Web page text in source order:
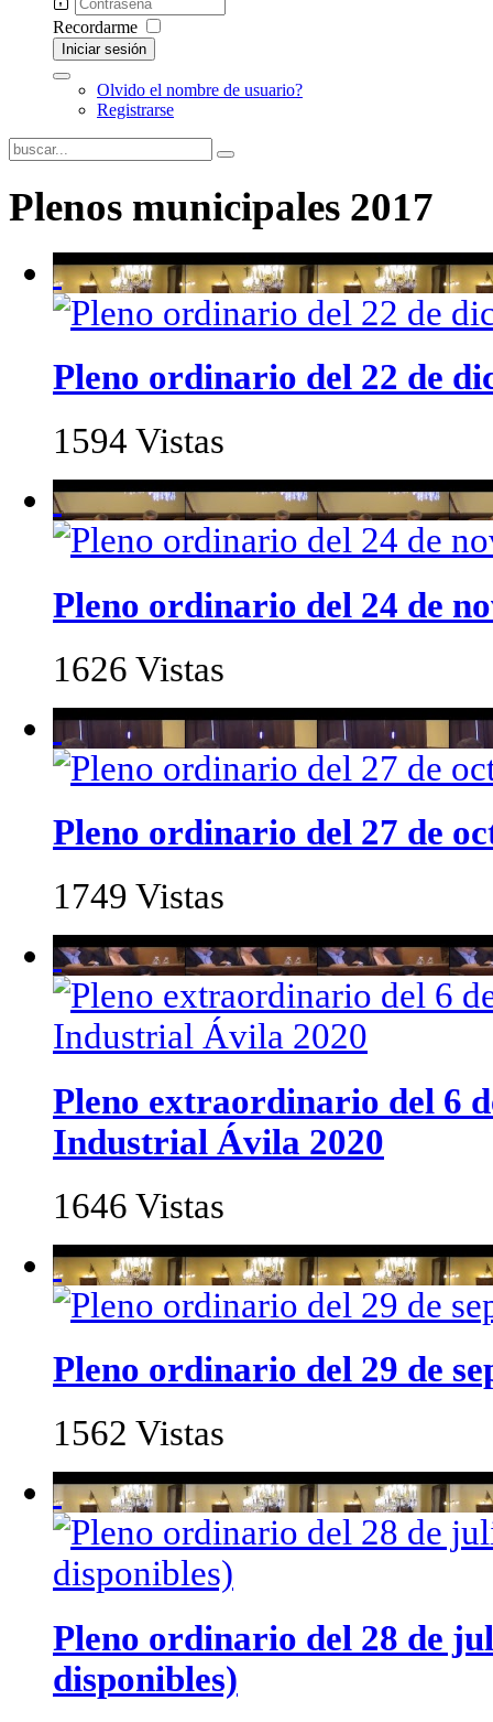
Recordarme
Iniciar sesión
Olvido el nombre de usuario?
Registrarse
Plenos municipales 2017
Pleno ordinario del 22 de
1594 Vistas
Pleno ordinario del 24 de
1626 Vistas
Pleno ordinario del 27 de
1749 Vistas
Pleno extraordinario del 6
Industrial Ávila 2020
1646 Vistas
Pleno ordinario del 29 de
1562 Vistas
Pleno ordinario del 28 de
disponibles)